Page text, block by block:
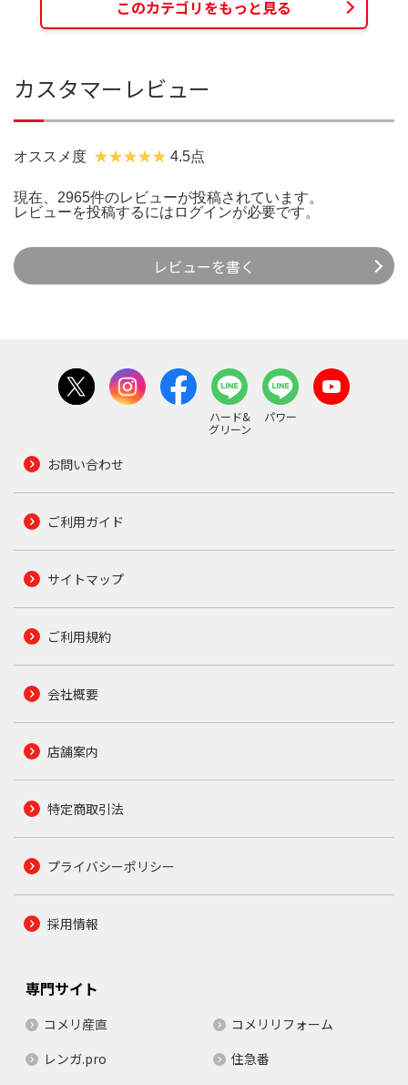
このカテゴリをもっと見る
カスタマーレビュー
オススメ度 4.5点
現在、2965件のレビューが投稿されています。
レビューを投稿するには ログインが必要です。
レビューを書く
ハード&
グリーン
パワー
お問い合わせ
ご利用ガイド
サイトマップ
ご利用規約
会社概要
店舗案内
特定商取引法
プライバシーポリシー
採用情報
専門サイト
コメリ産直
コメリリフォーム
レンガ.pro
住急番